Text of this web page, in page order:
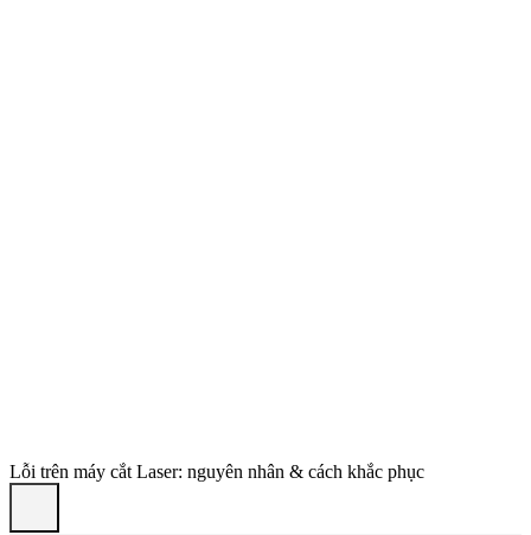
Lỗi trên máy cắt Laser: nguyên nhân & cách khắc phục